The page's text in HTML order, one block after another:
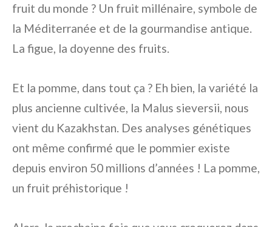
fruit du monde ? Un fruit millénaire, symbole de
la Méditerranée et de la gourmandise antique.
La figue, la doyenne des fruits.
Et la pomme, dans tout ça ? Eh bien, la variété la
plus ancienne cultivée, la Malus sieversii, nous
vient du Kazakhstan. Des analyses génétiques
ont même confirmé que le pommier existe
depuis environ 50 millions d’années ! La pomme,
un fruit préhistorique !